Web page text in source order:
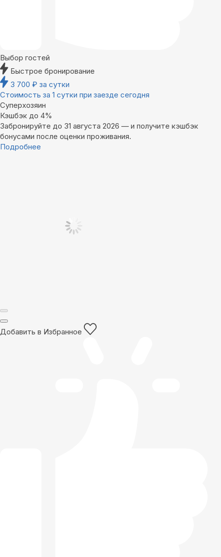
Выбор гостей
Быстрое бронирование
3 700 ₽ за сутки
Стоимость за 1 сутки при заезде сегодня
Суперхозяин
Кэшбэк до 4%
Забронируйте до 31 августа 2026 — и получите кэшбэк
бонусами после оценки проживания.
Подробнее
Добавить в Избранное